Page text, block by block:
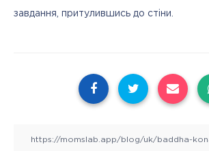
завдання, притулившись до стіни.